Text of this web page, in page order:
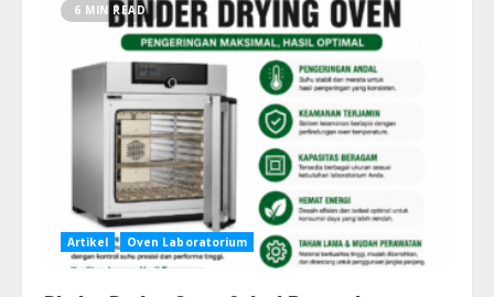
6 MIN READ
Artikel Oven Laboratorium